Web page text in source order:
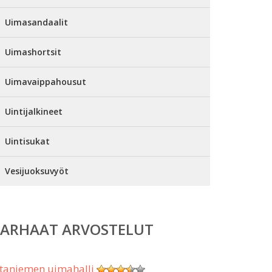
Uimasandaalit
Uimashortsit
Uimavaippahousut
Uintijalkineet
Uintisukat
Vesijuoksuvyöt
ARVOSTELUT
uimahalli